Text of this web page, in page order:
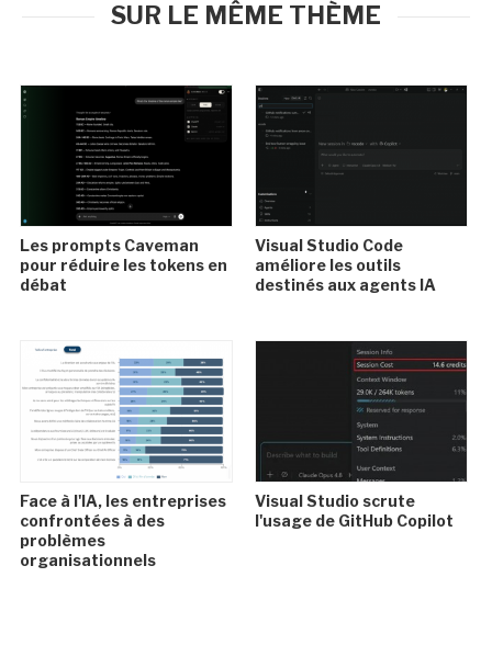
SUR LE MÊME THÈME
Les prompts Caveman
pour réduire les tokens en
débat
Visual Studio Code
améliore les outils
destinés aux agents IA
Face à l'IA, les entreprises
confrontées à des
problèmes
organisationnels
Visual Studio scrute
l'usage de GitHub Copilot